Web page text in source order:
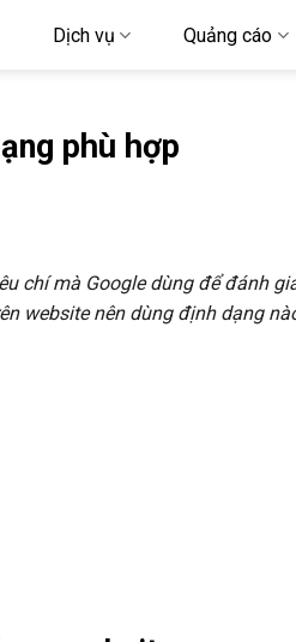
Dịch vụ Quảng cáo
phù hợp
chí mà Google dùng để đánh
website nên dùng định dạng